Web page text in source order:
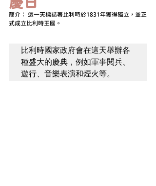
簡介： 這一天標誌著比利時於1831年獲得獨立，並正
式成立比利時王國。
比利時國家政府會在這天舉辦各
種盛大的慶典，例如軍事閱兵、
遊行、音樂表演和煙火等。